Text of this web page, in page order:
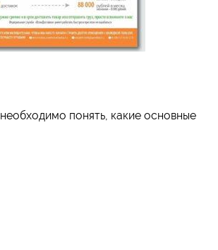
понять, какие основные